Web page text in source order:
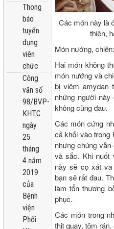
Thong
báo
tuyển
dụng
viên
chức
Công
văn số
98/BVP-
KHTC
ngày
25
tháng
4 năm
2019
của
Bệnh
viện
Phổi
Các món này là
thiên,
Món nướng, chiên:
Hai món không
món nướng và
bị viêm amydan
những người
không cũng đau.
Các món cứng
cả khối vào trong
nhưng chúng
và sắc. Khi nuốt
này sẽ cọ xát
bạn sẽ rất đau.
làm tổn thương
phục.
Các món trong
thịt quay, tôm rán,